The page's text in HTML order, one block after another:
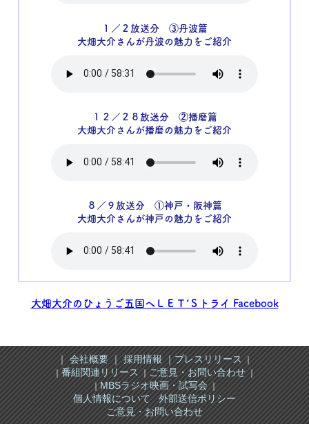
１／２放送分 ③丹波篇
大畑大介さんが丹波の魅力をご紹介
１２／２８放送分 ②播磨篇
大畑大介さんが播磨の魅力をご紹介
８／９放送分 ①神戸・阪神篇
大畑大介さんが神戸の魅力をご紹介
大畑大介のひょうご五国へＬＥＴ’Ｓトライ Facebook
｜ 会社概要 ｜採用情報 ｜プレスリリース｜
｜番組関連リリース｜ご意見・お問い合わせ｜
｜MBSラジオ映画・試写会｜
個人情報について
外部送信ポリシー
ご意見・お問い合わせ